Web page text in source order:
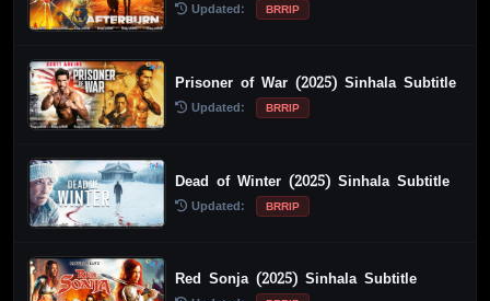
Updated: BRRIP
Prisoner of War (2025) Sinhala Subtitle
Updated: BRRIP
Dead of Winter (2025) Sinhala Subtitle
Updated: BRRIP
Red Sonja (2025) Sinhala Subtitle